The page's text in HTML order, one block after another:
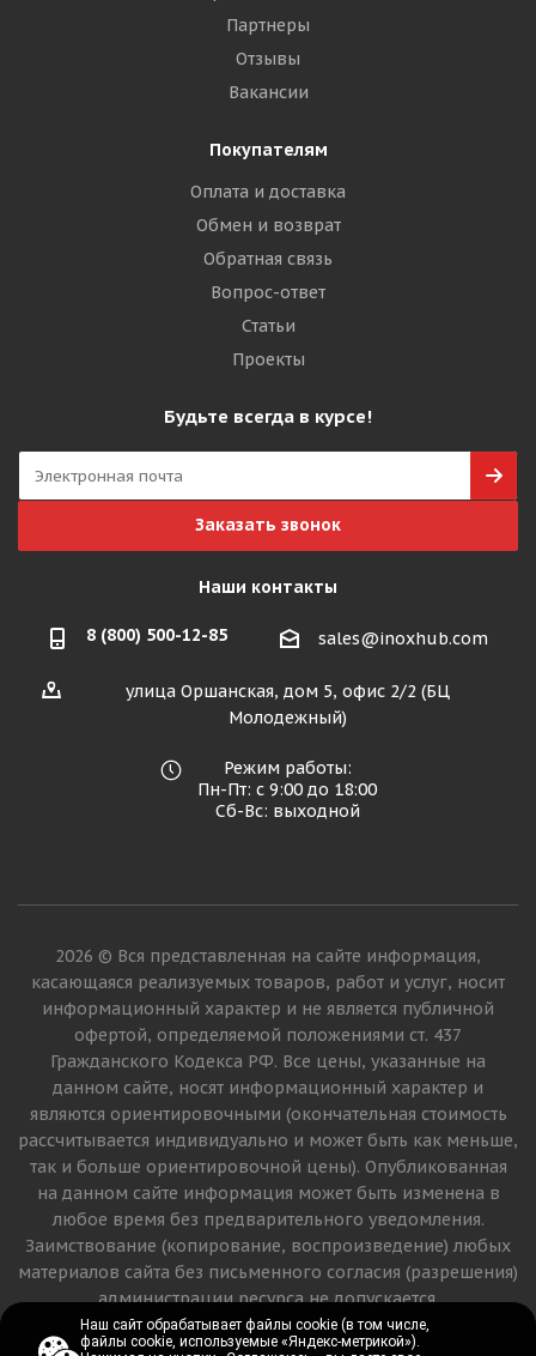
Партнеры
Отзывы
Вакансии
Покупателям
Оплата и доставка
Обмен и возврат
Обратная связь
Вопрос-ответ
Статьи
Проекты
Будьте всегда в курсе!
Заказать звонок
Наши контакты
8 (800) 500-12-85 sales@inoxhub.com
улица Оршанская, дом 5, офис 2/2 (БЦ
Молодежный)
Режим работы:
Пн-Пт: с 9:00 до 18:00
Сб-Вс: выходной
2026 © Вся представленная на сайте информация,
касающаяся реализуемых товаров, работ и услуг, носит
информационный характер и не является публичной
офертой, определяемой положениями ст. 437
Гражданского Кодекса РФ. Все цены, указанные на
данном сайте, носят информационный характер и
являются ориентировочными (окончательная стоимость
рассчитывается индивидуально и может быть как меньше,
так и больше ориентировочной цены). Опубликованная
на данном сайте информация может быть изменена в
любое время без предварительного уведомления.
Заимствование (копирование, воспроизведение) любых
материалов сайта без письменного согласия (разрешения)
администрации ресурса не допускается.
Версия для печати
Наш сайт обрабатывает файлы cookie (в том числе,
файлы cookie, используемые «Яндекс-метрикой»).
Наш сайт обрабатывает файлы cookie (в том числе,
файлы cookie, используемые «Яндекс-метрикой»).